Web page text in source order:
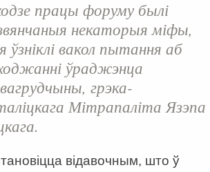
працы форуму былі
некаторыя міфы,
ўзніклі вакол пытання аб
ўраджэнца
грэка-
Мітрапаліта Язэпа
відавочным, што ў